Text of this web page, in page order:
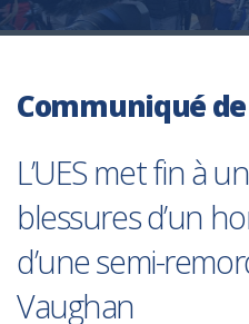
Communiqué
L’UES met fin à
blessures d’un
d’une semi-
Vaughan